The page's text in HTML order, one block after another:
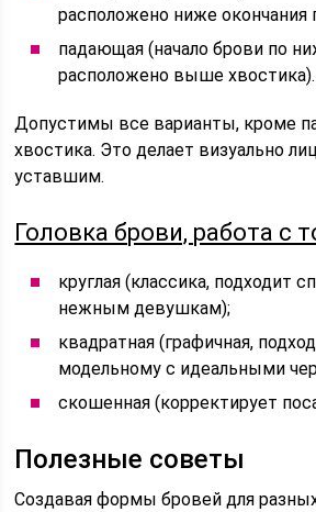
расположено ниже окончания
падающая (начало брови по
расположено выше хвостика).
Допустимы все варианты, кроме
хвостика. Это делает визуально
уставшим.
Головка брови, работа с
круглая (классика, подходит
нежным девушкам);
квадратная (графичная,
модельному с идеальными
скошенная (корректирует
Полезные советы
Создавая формы бровей для